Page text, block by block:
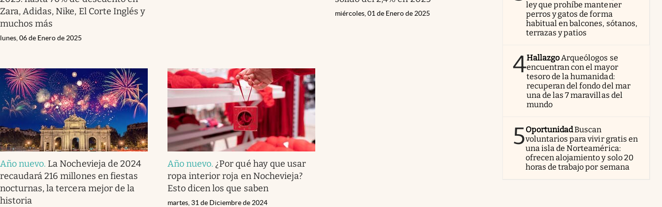
Zara, Adidas, Nike, El Corte Inglés y
muchos más
lunes, 06 de Enero de 2025
miércoles, 01 de Enero de 2025
Año nuevo. La Nochevieja de 2024
recaudará 216 millones en fiestas
nocturnas, la tercera mejor de la
historia
Año nuevo. ¿Por qué hay que usar
ropa interior roja en Nochevieja?
Esto dicen los que saben
martes, 31 de Diciembre de 2024
ley que prohíbe mantener
perros y gatos de forma
habitual en balcones, sótanos,
terrazas y patios
4Hallazgo Arqueólogos se
encuentran con el mayor
tesoro de la humanidad:
recuperan del fondo del mar
una de las 7 maravillas del
mundo
5OportunidadBuscan
voluntarios para vivir gratis en
una isla de Norteamérica:
ofrecen alojamiento y solo 20
horas de trabajo por semana